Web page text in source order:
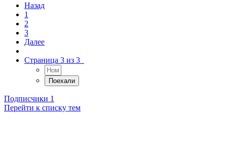
Назад
1
2
3
Далее
Страница 3 из 3
Подписчики 1
Перейти к списку тем